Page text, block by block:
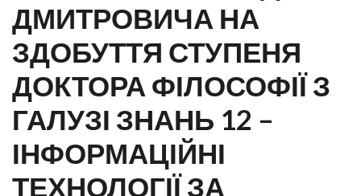
ДМИТРОВИЧА НА
ЗДОБУТТЯ СТУПЕНЯ
ДОКТОРА ФІЛОСОФІЇ З
ГАЛУЗІ ЗНАНЬ 12 –
ІНФОРМАЦІЙНІ
ТЕХНОЛОГІЇ ЗА